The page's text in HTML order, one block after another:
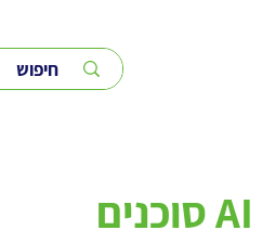
AI סוכנים